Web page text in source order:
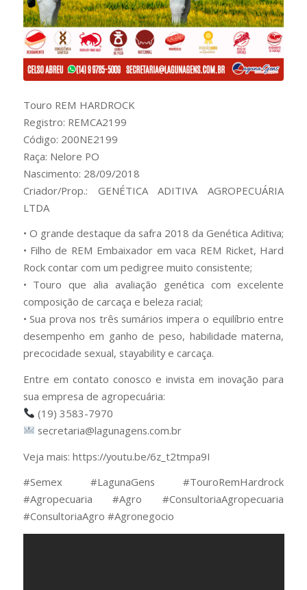
Touro REM HARDROCK
Registro: REMCA2199
Código: 200NE2199
Raça: Nelore PO
Nascimento: 28/09/2018
Criador/Prop.: GENÉTICA ADITIVA AGROPECUÁRIA
LTDA
• O grande destaque da safra 2018 da Genética Aditiva;
• Filho de REM Embaixador em vaca REM Ricket, Hard
Rock contar com um pedigree muito consistente;
• Touro que alia avaliação genética com excelente
composição de carcaça e beleza racial;
• Sua prova nos três sumários impera o equilíbrio entre
desempenho em ganho de peso, habilidade materna,
precocidade sexual, stayability e carcaça.
Entre em contato conosco e invista em inovação para
sua empresa de agropecuária:
(19) 3583-7970
secretaria@lagunagens.com.br
Veja mais: https://youtu.be/6z_t2tmpa9I
#Semex #LagunaGens #TouroRemHardrock
#Agropecuaria #Agro #ConsultoriaAgropecuaria
#ConsultoriaAgro #Agronegocio